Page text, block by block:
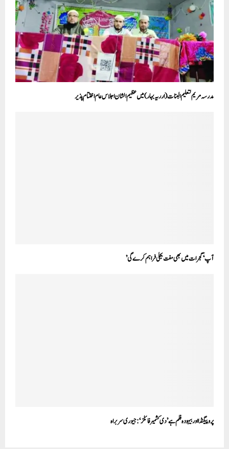
مدرسہ مریم لتعلیم البنات (ارریہ بہار) میں عظیم الشان اجلاس عام اختتام پذیر
آپ‘ گجرات میں بھی مفت بجلی فراہم کرے گی’
پروپیگنڈا اور بیہودہ فلم ہے ’دی کشمیر فائلز‘:جیوری سربراہ